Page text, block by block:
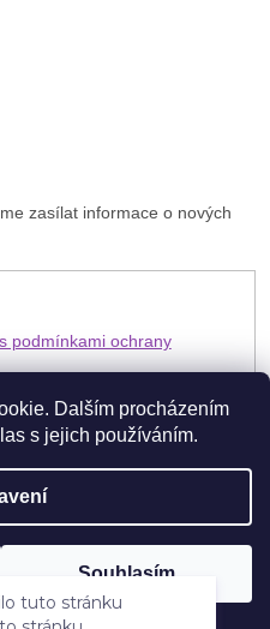
Dalším procházením
s jejich používáním.
Souhlasím
slevu 5 % na každý nákup.**
zasílat informace o nových
s podmínkami ochrany
Shoptet
. Všechna práva vyhrazena.
tuto stránku
stránku